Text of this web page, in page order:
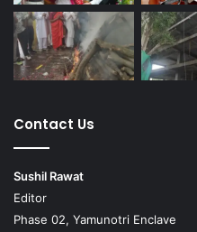
Contact Us
Sushil Rawat
Editor
Phase 02, Yamunotri Enclave